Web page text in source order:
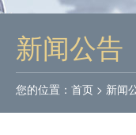
网易
我的足迹：
新闻公告
您的位置： 首页 > 新闻